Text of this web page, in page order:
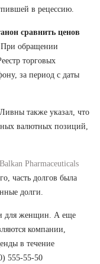
в рецессию.
сравнить ценов
обращении
торговых
за период с даты
также указал, что
валютных позиций,
Pharmaceuticals
часть долгов была
долги.
и для женщин. А еще
компании,
в течение
555-55-50